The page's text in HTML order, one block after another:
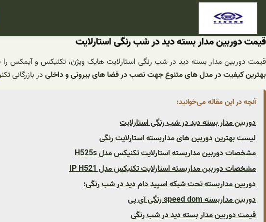
رفتن
قیمت دوربین مدار بسته دید در شب رنگی استارلایت
قیمت دوربین مدار بسته دید در شب رنگی استارلایت هایک ویژن، تکنیکس و آیمکس را
بهترین کیفیت در مدل های متنوع جهت نصب در فضا های بیرونی و داخلیدر بازرگانی
آنچه در این مقاله می‌خوانید:
دوربین مدار بسته دید در شب رنگی استارلایت
لیست بهترین دوربین های مداربسته استارلایت رنگی
مشخصات دوربین مداربسته استارلایت تکنیکس مدل H525s
مشخصات دوربین مداربسته استارلایت تکنیکس مدل IP H521
دوربین مداربسته تحت شبکه اسپید دام دید در شب رنگی:
دوربین مداربسته speed dom رنگی آی پی
قیمت دوربین مدار بسته دید در شب رنگی